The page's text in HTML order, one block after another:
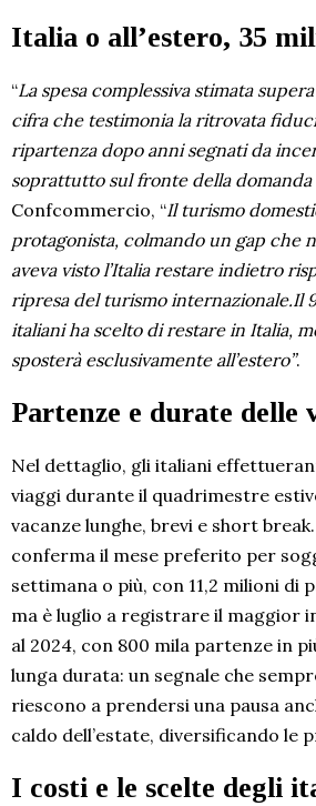
Italia o all’estero, 35
“La spesa complessiva stimata
cifra che testimonia la ritrovata
ripartenza dopo anni segnati da
soprattutto sul fronte della domanda
Confcommercio, “Il turismo
protagonista, colmando un gap che
aveva visto l’Italia restare indietro
ripresa del turismo internazionale.Il
italiani ha scelto di restare in Italia,
sposterà esclusivamente all’estero”.
Partenze e durate delle
Nel dettaglio, gli italiani
viaggi durante il quadrimestre
vacanze lunghe, brevi e short
conferma il mese preferito per
settimana o più, con 11,2 milioni di
ma è luglio a registrare il maggior
al 2024, con 800 mila partenze in
lunga durata: un segnale che
riescono a prendersi una pausa
caldo dell’estate, diversificando le
I costi e le scelte degli